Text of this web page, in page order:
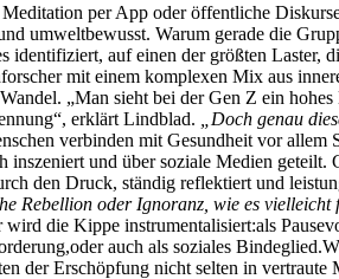
per App oder öffentliche
umweltbewusst. Warum gerade die
identifiziert, auf einen der größten Laster,
mit einem komplexen Mix aus
„Man sieht bei der Gen Z ein
erklärt Lindblad. „Doch genau
verbinden mit Gesundheit vor allem
und über soziale Medien geteilt.
den Druck, ständig reflektiert und
Rebellion oder Ignoranz, wie es
die Kippe instrumentalisiert:als
auch als soziales
der Erschöpfung nicht selten in vertraute